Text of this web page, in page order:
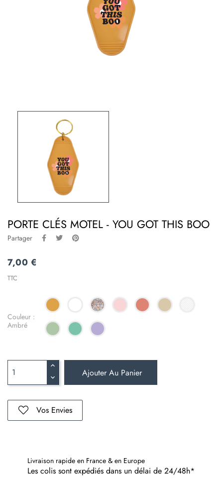
PORTE CLÉS MOTEL - YOU GOT THIS BOO
Partager
7,00 €
TTC
Couleur :
Ambré
Ajouter Au Panier
Vos Envies
Livraison rapide en France & en Europe
Les colis sont expédiés dans un délai de 24/48h*